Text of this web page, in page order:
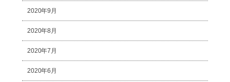
2020年9月
2020年8月
2020年7月
2020年6月